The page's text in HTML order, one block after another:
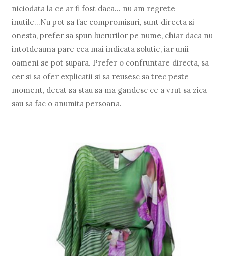
niciodata la ce ar fi fost daca... nu am regrete
inutile...Nu pot sa fac compromisuri, sunt directa si
onesta, prefer sa spun lucrurilor pe nume, chiar daca nu
intotdeauna pare cea mai indicata solutie, iar unii
oameni se pot supara. Prefer o confruntare directa, sa
cer si sa ofer explicatii si sa reusesc sa trec peste
moment, decat sa stau sa ma gandesc ce a vrut sa zica
sau sa fac o anumita persoana.